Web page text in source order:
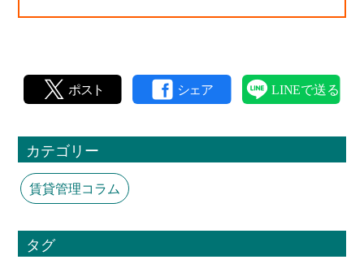
カテゴリー
賃貸管理コラム
タグ